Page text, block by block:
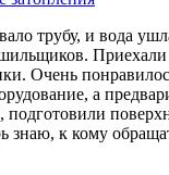
трубу, и вода
Очень
а
знаю, к кому